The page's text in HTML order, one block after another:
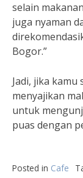
selain
juga nyaman
Bogor.”
Jadi, jika
menyajikan
untuk
puas dengan
Posted in Cafe